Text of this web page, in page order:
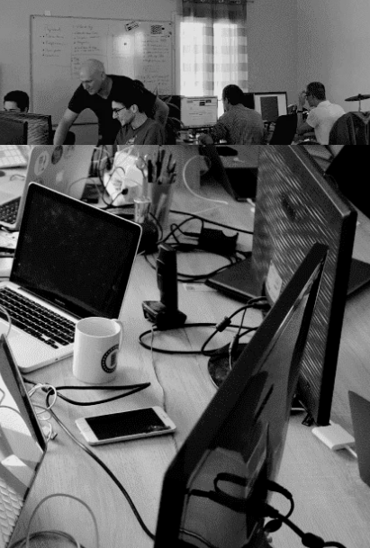
s’engage ?
et à plus d’un titre, il était urgent que nous remettions
ou professionnelles. À l’heure où l’on s’interroge